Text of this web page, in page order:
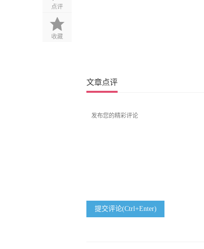
点评
收藏
文章点评
提交评论(Ctrl+Enter)